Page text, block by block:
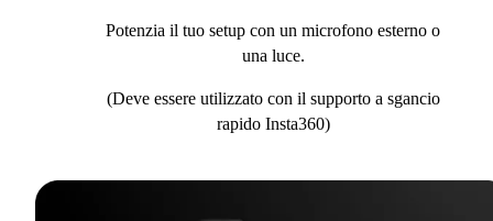
Potenzia il tuo setup con un microfono esterno o
una luce.
(Deve essere utilizzato con il supporto a sgancio
rapido Insta360)